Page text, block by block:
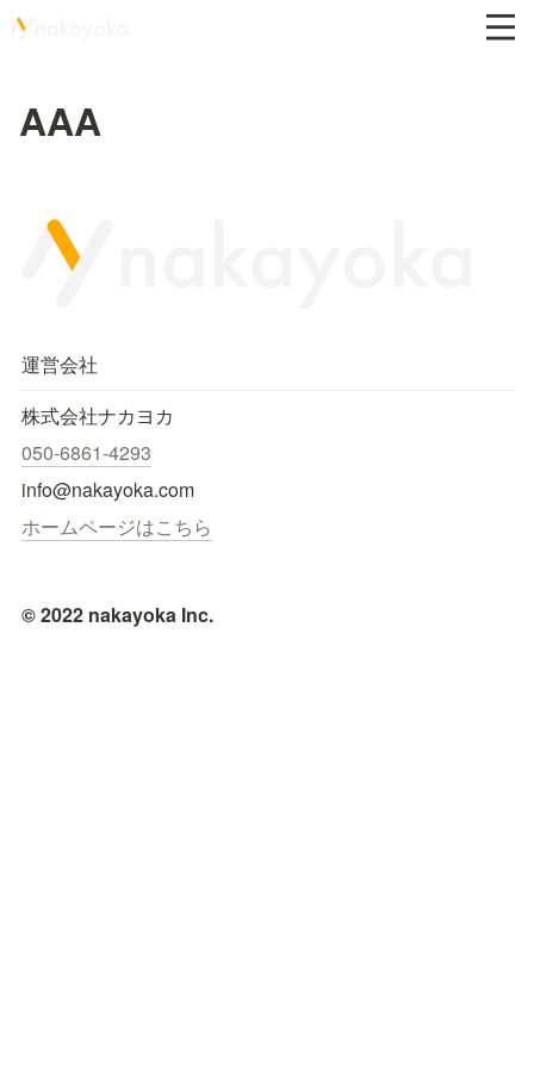
AAA
運営会社
株式会社ナカヨカ
050-6861-4293
info@nakayoka.com
ホームページはこちら
© 2022 nakayoka Inc.